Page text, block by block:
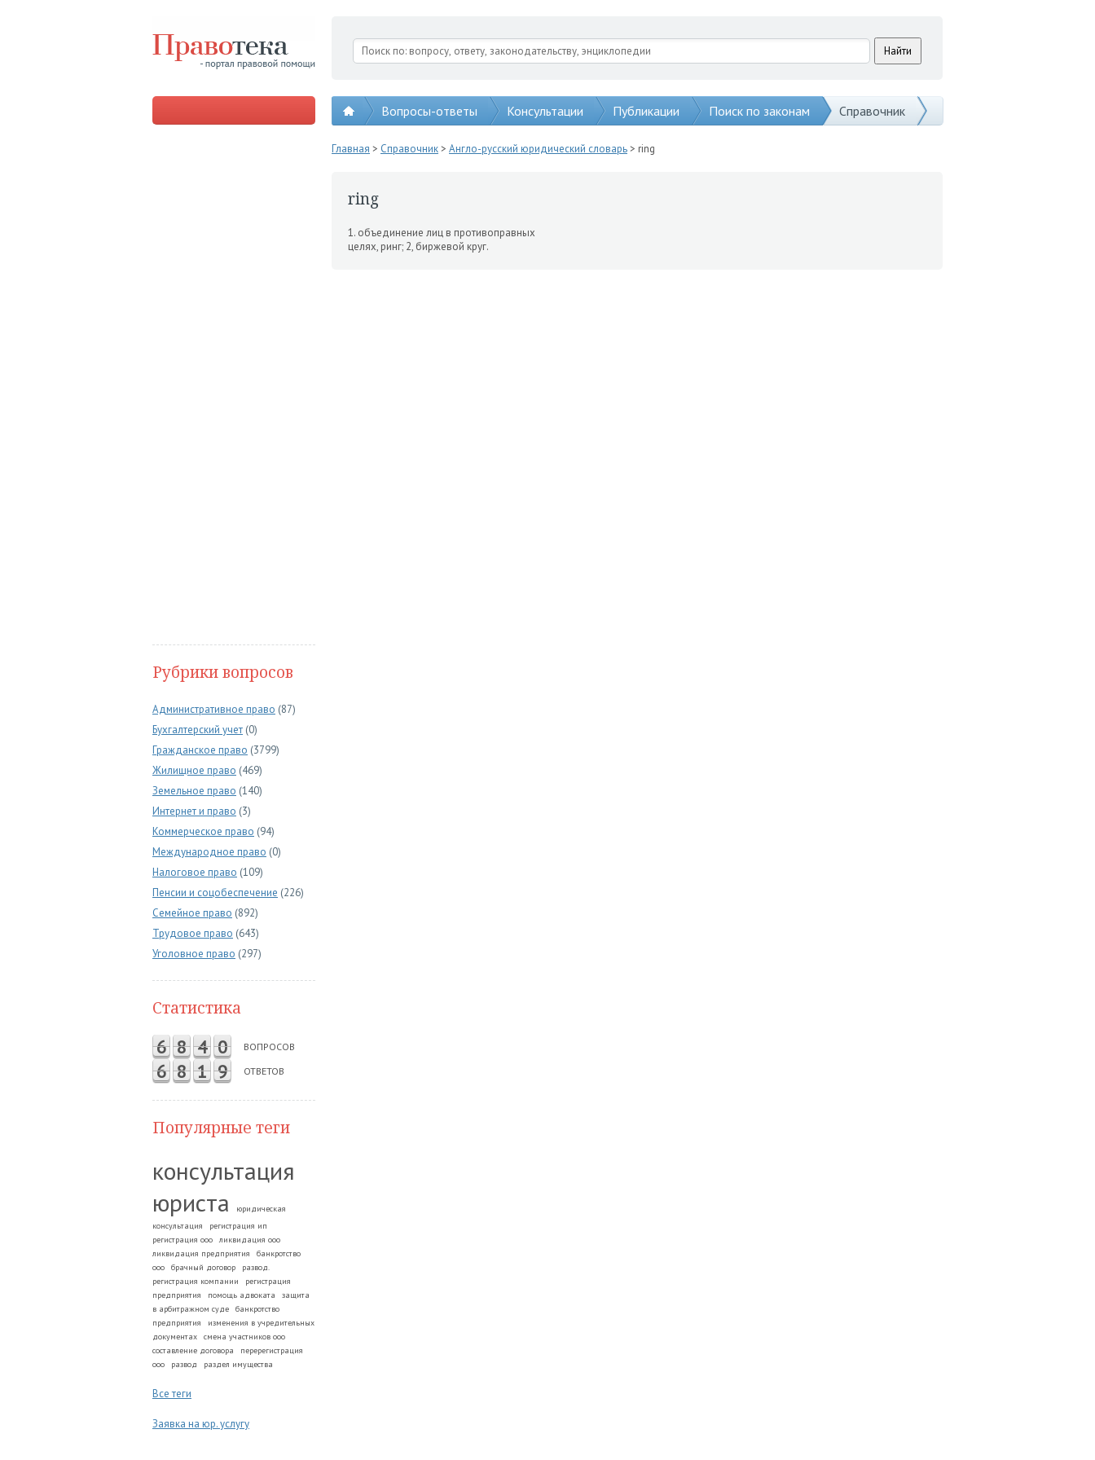
Вопросы-ответы Консультации Публикации Поиск по законам Справочник
Рубрики вопросов
Административное право (87)
Бухгалтерский учет (0)
Гражданское право (3799)
Жилищное право (469)
Земельное право (140)
Интернет и право (3)
Коммерческое право (94)
Международное право (0)
Налоговое право (109)
Пенсии и соцобеспечение (226)
Семейное право (892)
Трудовое право (643)
Уголовное право (297)
Статистика
6 8 4 0 ВОПРОСОВ
6 8 1 9 ОТВЕТОВ
Популярные теги
консультация
юриста
юридическая
консультация
регистрация ип
регистрация ооо
ликвидация ооо
ликвидация предприятия
банкротство
ооо
брачный договор
развод.
регистрация компании
регистрация
предприятия
помощь адвоката
защита
в арбитражном суде
банкротство
предприятия
изменения в учредительных
документах
смена участников ооо
составление договора
перерегистрация
ооо
развод раздел имущества
Все теги
Заявка на юр. услугу
Главная > Справочник> Англо-русский юридический словарь> ring
ring
1. объединение лиц в противо­правных
целях, ринг; 2, биржевой круг.